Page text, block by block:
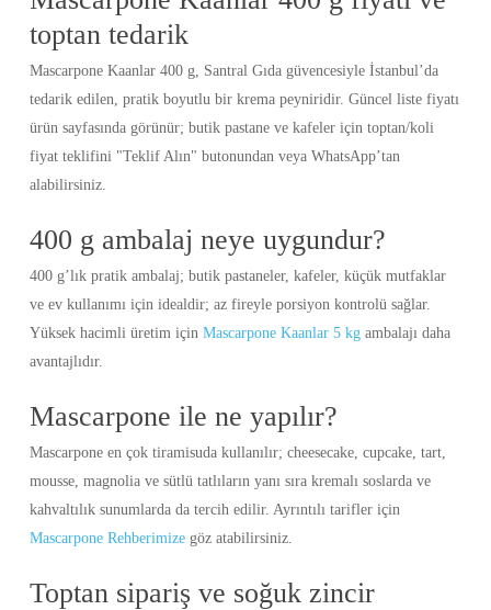
toptan tedarik
Mascarpone Kaanlar 400 g, Santral Gıda güvencesiyle İstanbul’da
tedarik edilen, pratik boyutlu bir krema peyniridir. Güncel liste fiyatı
ürün sayfasında görünür; butik pastane ve kafeler için toptan/koli
fiyat teklifini "Teklif Alın" butonundan veya WhatsApp’tan
alabilirsiniz.
400 g ambalaj neye uygundur?
400 g’lık pratik ambalaj; butik pastaneler, kafeler, küçük mutfaklar
ve ev kullanımı için idealdir; az fireyle porsiyon kontrolü sağlar.
Yüksek hacimli üretim için Mascarpone Kaanlar 5 kgambalajı daha
avantajlıdır.
Mascarpone ile ne yapılır?
Mascarpone en çok tiramisuda kullanılır; cheesecake, cupcake, tart,
mousse, magnolia ve sütlü tatlıların yanı sıra kremalı soslarda ve
kahvaltılık sunumlarda da tercih edilir. Ayrıntılı tarifler için
Mascarpone Rehberimizegöz atabilirsiniz.
Toptan sipariş ve soğuk zincir